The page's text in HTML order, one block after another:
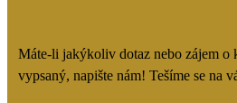
Máte-li jakýkoliv dotaz nebo zájem o
vypsaný, napište nám! Tešíme se na